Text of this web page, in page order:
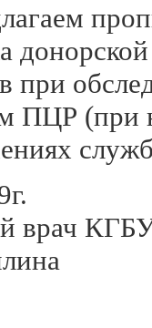
при
ПЦР (при
врач